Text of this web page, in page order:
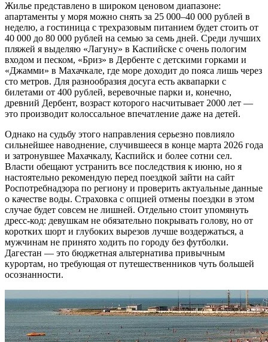
Жилье представлено в широком ценовом диапазоне:
апартаменты у моря можно снять за 25 000–40 000 рублей в
неделю, а гостиница с трехразовым питанием будет стоить от
40 000 до 80 000 рублей на семью за семь дней. Среди лучших
пляжей я выделяю «Лагуну» в Каспийске с очень пологим
входом и песком, «Бриз» в Дербенте с детскими горками и
«Джамми» в Махачкале, где море доходит до пояса лишь через
сто метров. Для разнообразия досуга есть аквапарки с
билетами от 400 рублей, веревочные парки и, конечно,
древний Дербент, возраст которого насчитывает 2000 лет —
это производит колоссальное впечатление даже на детей.
Однако на судьбу этого направления серьезно повлияло
сильнейшее наводнение, случившееся в конце марта 2026 года
и затронувшее Махачкалу, Каспийск и более сотни сел.
Власти обещают устранить все последствия к июню, но я
настоятельно рекомендую перед поездкой зайти на сайт
Роспотребнадзора по региону и проверить актуальные данные
о качестве воды. Страховка с опцией отмены поездки в этом
случае будет совсем не лишней. Отдельно стоит упомянуть
дресс-код: девушкам не обязательно покрывать голову, но от
коротких шорт и глубоких вырезов лучше воздержаться, а
мужчинам не принято ходить по городу без футболки.
Дагестан — это бюджетная альтернатива привычным
курортам, но требующая от путешественников чуть большей
осознанности.